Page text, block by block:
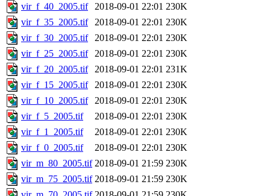
vir_f_40_2005.tif
2018-09-01 22:01 230K
vir_f_35_2005.tif
2018-09-01 22:01 230K
vir_f_30_2005.tif
2018-09-01 22:01 230K
vir_f_25_2005.tif
2018-09-01 22:01 230K
vir_f_20_2005.tif
2018-09-01 22:01 231K
vir_f_15_2005.tif
2018-09-01 22:01 230K
vir_f_10_2005.tif
2018-09-01 22:01 230K
vir_f_5_2005.tif
2018-09-01 22:01 230K
vir_f_1_2005.tif
2018-09-01 22:01 230K
vir_f_0_2005.tif
2018-09-01 22:01 230K
vir_m_80_2005.tif 2018-09-01 21:59 230K
vir_m_75_2005.tif 2018-09-01 21:59 230K